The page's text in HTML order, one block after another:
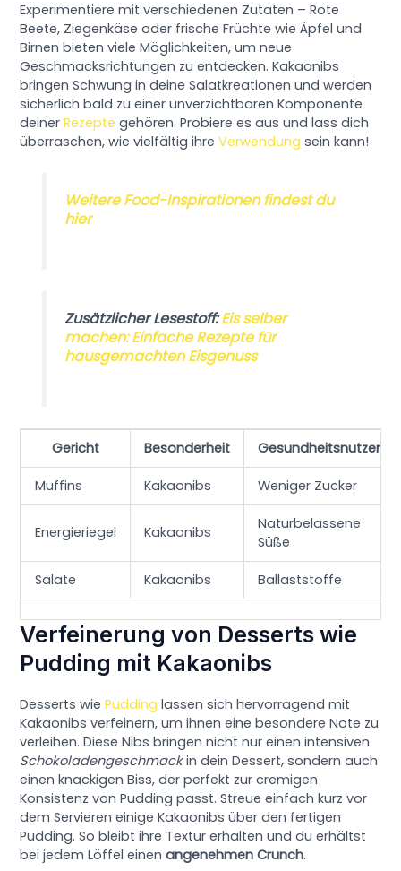
Experimentiere mit verschiedenen Zutaten – Rote
Beete, Ziegenkäse oder frische Früchte wie Äpfel und
Birnen bieten viele Möglichkeiten, um neue
Geschmacksrichtungen zu entdecken. Kakaonibs
bringen Schwung in deine Salatkreationen und werden
sicherlich bald zu einer unverzichtbaren Komponente
deinerRezepte gehören. Probiere es aus und lass dich
überraschen, wie vielfältig ihreVerwendung sein kann!
Weitere Food-Inspirationen findest du
hier
Zusätzlicher Lesestoff:Eis selber
machen: Einfache Rezepte für
hausgemachten Eisgenuss
Gericht Besonderheit Gesundheitsnutzen
Muffins Kakaonibs Weniger Zucker
Energieriegel Kakaonibs
Naturbelassene
Süße
Salate Kakaonibs Ballaststoffe
Verfeinerung von Desserts wie
Pudding mit Kakaonibs
Desserts wiePudding lassen sich hervorragend mit
Kakaonibs verfeinern, um ihnen eine besondere Note zu
verleihen. Diese Nibs bringen nicht nur einen intensiven
Schokoladengeschmackin dein Dessert, sondern auch
einen knackigen Biss, der perfekt zur cremigen
Konsistenz von Pudding passt. Streue einfach kurz vor
dem Servieren einige Kakaonibs über den fertigen
Pudding. So bleibt ihre Textur erhalten und du erhältst
bei jedem Löffel einenangenehmen Crunch.